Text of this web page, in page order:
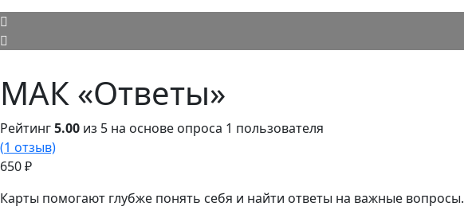
МАК «Ответы»
Рейтинг5.00 из 5 на основе опроса 1 пользователя
(1 отзыв)
650₽
Карты помогают глубже понять себя и найти ответы на важные вопросы.